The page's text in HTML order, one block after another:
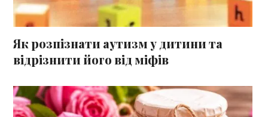
Як розпізнати аутизм у дитини та
відрізнити його від міфів